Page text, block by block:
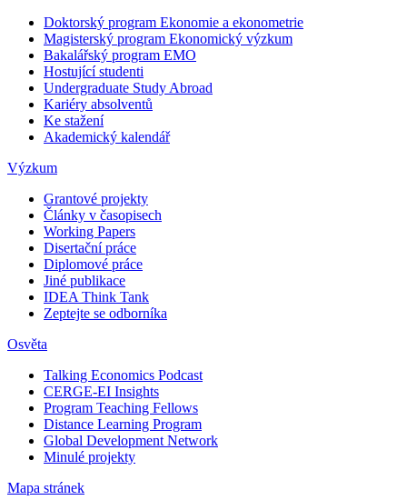
Doktorský program Ekonomie a ekonometrie
Magisterský program Ekonomický výzkum
Bakalářský program EMO
Hostující studenti
Undergraduate Study Abroad
Kariéry absolventů
Ke stažení
Akademický kalendář
Výzkum
Grantové projekty
Články v časopisech
Working Papers
Disertační práce
Diplomové práce
Jiné publikace
IDEA Think Tank
Zeptejte se odborníka
Osvěta
Talking Economics Podcast
CERGE-EI Insights
Program Teaching Fellows
Distance Learning Program
Global Development Network
Minulé projekty
Mapa stránek